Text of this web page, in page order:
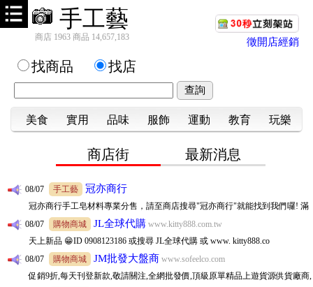
手工藝
商店 1963 商品 14,657,183 徵開店經銷
找商品 找店
美食 實用 品味 服飾 運動 教育 玩樂
商店街 最新消息
額贈精油，快來選購喲
08/08 購物商城 JL全球代購
www.kitty888.com.tw
天上新品 😁ID 0908123186 或搜尋 JL全球代購 或 www. kitty888.com.tw
台中百坪實體廠房可自取，一件起批無需繳交入會費，徵實力團媽及想賺第
二份收入的你！加入LINE客服@lima888
08/08 購物商城 JM批發大盤商 www.sofeelco.com
促銷9折,每天刊登新款,敬請關注,全網批發價,頂級原單精品上遊貨源供貨廠商,
一件起批,長期徽招代理批發,大量批價可洽談喔
08/07 購物商城 家加購GAGAGO
主、團媽、自取店 客服ID:scgagago01
冠亦商行
額贈精油，快來選購喲
08/07 購物商城 JL全球代購
天上新品 😁ID 0908123186 或搜尋 JL全球代購 或 www. kitty888.co
08/07
購物商城 JM批發大盤商 www.sofeelco.com
促銷9折,每天刊登新款,敬請關注,全網批發價,頂級原單精品上遊貨源供貨廠商,
一件起批,長期徽招代理批發,大量批價可洽談喔
08/06 購物商城 5800精品批發商 www.5800.com.tw
5800精品批發 不用等預訂、現貨齊全，發圖詢價馬上回覆， 工廠直營現貨供